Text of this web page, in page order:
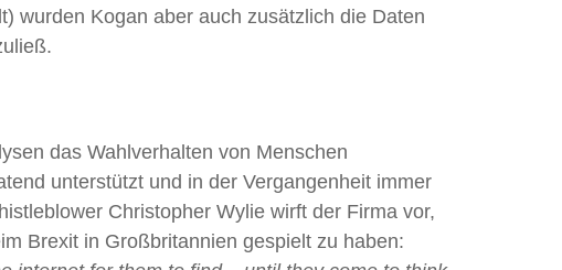
wurden Kogan aber auch zusätzlich die Daten
das Wahlverhalten von Menschen
unterstützt und in der Vergangenheit immer
Christopher Wylie wirft der Firma vor,
Brexit in Großbritannien gespielt zu haben: